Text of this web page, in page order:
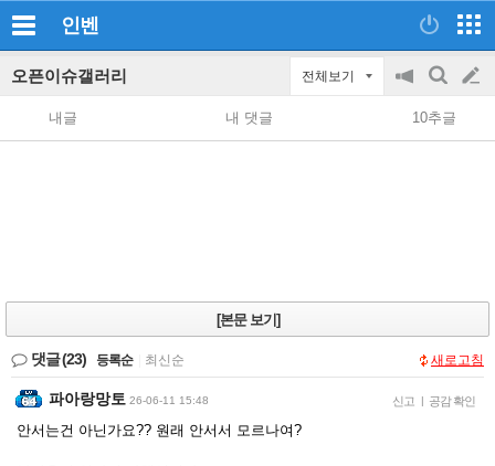
인벤
오픈이슈갤러리 전체보기
공
지
on/off
검
색
글
쓰
내글 내 댓글 10추글
[본문 보기]
댓글(23) 등록순 최신순 새로고침
파아랑망토 26-06-11 15:48 신고 | 공감 확인
안서는건 아닌가요?? 원래 안서서 모르나여?